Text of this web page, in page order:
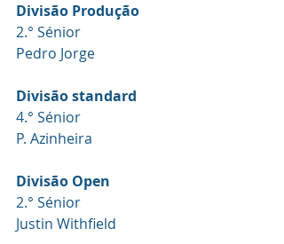
Divisão Produção
2.° Sénior
Pedro Jorge
Divisão standard
4.° Sénior
P. Azinheira
Divisão Open
2.° Sénior
Justin Withfield